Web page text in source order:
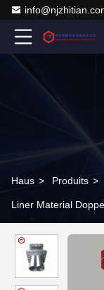
Haus > Produits >
Liner Material